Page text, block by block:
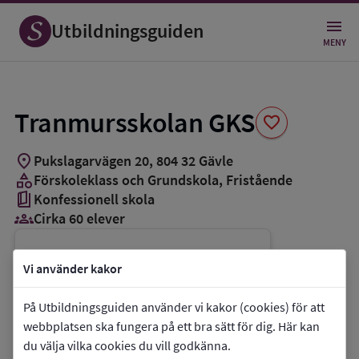
Vi använder kakor
På Utbildningsguiden använder vi kakor (cookies) för att
webbplatsen ska fungera på ett bra sätt för dig. Här kan
du välja vilka cookies du vill godkänna.
Utbildningsguiden MENY
Tranmursskolan GKS favorite
Spara
som
favorit
location_on Pukslagarvägen 20, 804 32 Gävle
categoryFörskoleklass och Grundskola, Fristående
book_5 Konfessionell skola
groups_3Cirka 60 elever
Vill du kontakta skolan?
phoneTelefon:+46706117758
mailE-post:info@gks.nu
link Webbplats: Tranmursskolan GKS